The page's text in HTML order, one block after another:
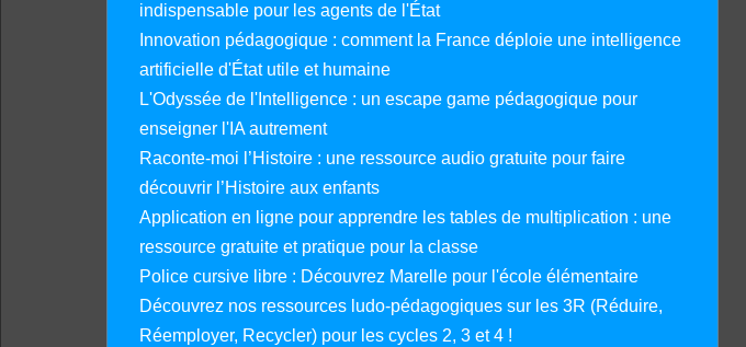
indispensable pour les agents de l'État
Innovation pédagogique : comment la France déploie une intelligence
artificielle d'État utile et humaine
L'Odyssée de l'Intelligence : un escape game pédagogique pour
enseigner l'IA autrement
Raconte-moi l’Histoire : une ressource audio gratuite pour faire
découvrir l’Histoire aux enfants
Application en ligne pour apprendre les tables de multiplication : une
ressource gratuite et pratique pour la classe
Police cursive libre : Découvrez Marelle pour l'école élémentaire
Découvrez nos ressources ludo-pédagogiques sur les 3R (Réduire,
Réemployer, Recycler) pour les cycles 2, 3 et 4 !